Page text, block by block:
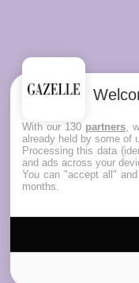
With our 130 partners ,
already held by some of
Processing this data
and ads across your
You can "accept all"
months.